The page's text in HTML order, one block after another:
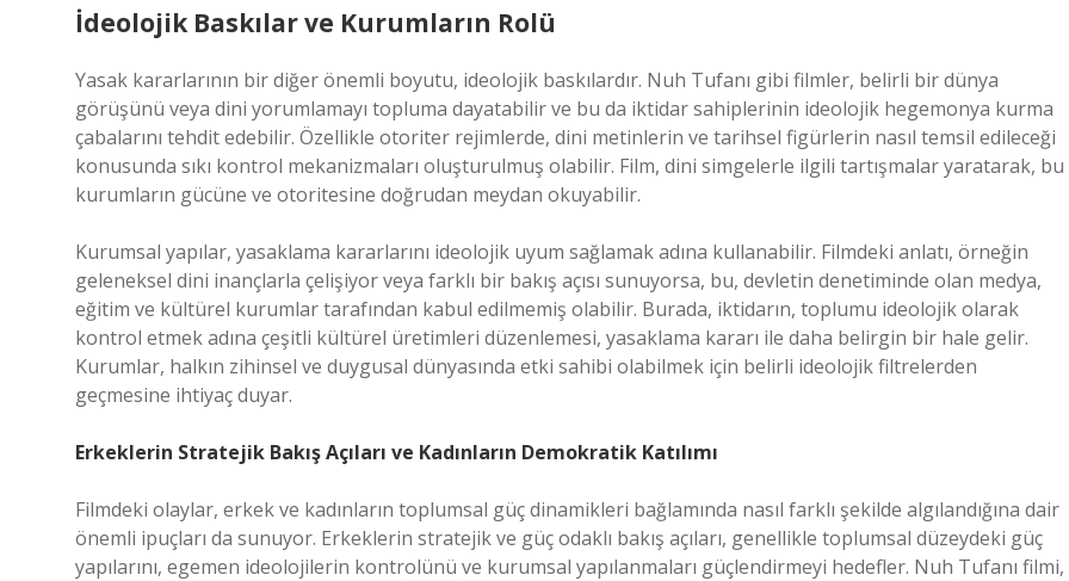
İdeolojik Baskılar ve Kurumların Rolü
Yasak kararlarının bir diğer önemli boyutu, ideolojik baskılardır. Nuh Tufanı gibi filmler, belirli bir dünya
görüşünü veya dini yorumlamayı topluma dayatabilir ve bu da iktidar sahiplerinin ideolojik hegemonya kurma
çabalarını tehdit edebilir. Özellikle otoriter rejimlerde, dini metinlerin ve tarihsel figürlerin nasıl temsil edileceği
konusunda sıkı kontrol mekanizmaları oluşturulmuş olabilir. Film, dini simgelerle ilgili tartışmalar yaratarak, bu
kurumların gücüne ve otoritesine doğrudan meydan okuyabilir.
Kurumsal yapılar, yasaklama kararlarını ideolojik uyum sağlamak adına kullanabilir. Filmdeki anlatı, örneğin
geleneksel dini inançlarla çelişiyor veya farklı bir bakış açısı sunuyorsa, bu, devletin denetiminde olan medya,
eğitim ve kültürel kurumlar tarafından kabul edilmemiş olabilir. Burada, iktidarın, toplumu ideolojik olarak
kontrol etmek adına çeşitli kültürel üretimleri düzenlemesi, yasaklama kararı ile daha belirgin bir hale gelir.
Kurumlar, halkın zihinsel ve duygusal dünyasında etki sahibi olabilmek için belirli ideolojik filtrelerden
geçmesine ihtiyaç duyar.
Erkeklerin Stratejik Bakış Açıları ve Kadınların Demokratik Katılımı
Filmdeki olaylar, erkek ve kadınların toplumsal güç dinamikleri bağlamında nasıl farklı şekilde algılandığına dair
önemli ipuçları da sunuyor. Erkeklerin stratejik ve güç odaklı bakış açıları, genellikle toplumsal düzeydeki güç
yapılarını, egemen ideolojilerin kontrolünü ve kurumsal yapılanmaları güçlendirmeyi hedefler. Nuh Tufanı filmi,